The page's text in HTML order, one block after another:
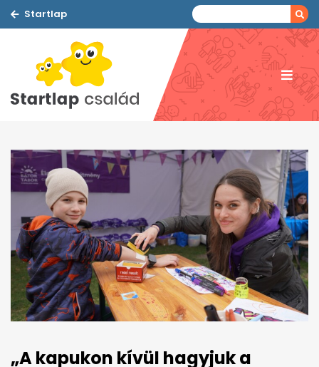
Startlap
„A kapukon kívül hagyjuk a